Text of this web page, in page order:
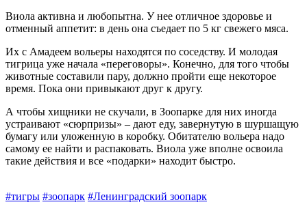
Виола активна и любопытна. У нее отличное здоровье и
отменный аппетит: в день она съедает по 5 кг свежего мяса.
Их с Амадеем вольеры находятся по соседству. И молодая
тигрица уже начала «переговоры». Конечно, для того чтобы
животные составили пару, должно пройти еще некоторое
время. Пока они привыкают друг к другу.
А чтобы хищники не скучали, в Зоопарке для них иногда
устраивают «сюрпризы» – дают еду, завернутую в шуршащую
бумагу или уложенную в коробку. Обитателю вольера надо
самому ее найти и распаковать. Виола уже вполне освоила
такие действия и все «подарки» находит быстро.
#тигры #зоопарк #Ленинградский зоопарк